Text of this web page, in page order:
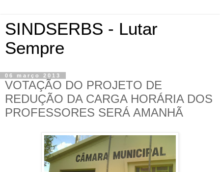
SINDSERBS - Lutar
Sempre
06 março 2013
VOTAÇÃO DO PROJETO DE
REDUÇÃO DA CARGA HORÁRIA DOS
PROFESSORES SERÁ AMANHÃ